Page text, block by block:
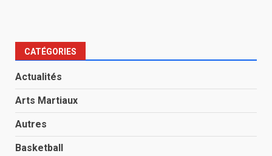
CATÉGORIES
Actualités
Arts Martiaux
Autres
Basketball